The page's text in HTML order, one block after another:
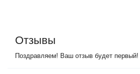
Отзывы
Поздравляем! Ваш отзыв будет первый!